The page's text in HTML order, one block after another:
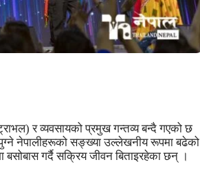
र व्यवसायको प्रमुख गन्तव्य बन्दै गएको छ
पुग्ने नेपालीहरूको सङ्ख्या उल्लेखनीय रूपमा बढेको
गर्दै सक्रिय जीवन बिताइरहेका छन् ।